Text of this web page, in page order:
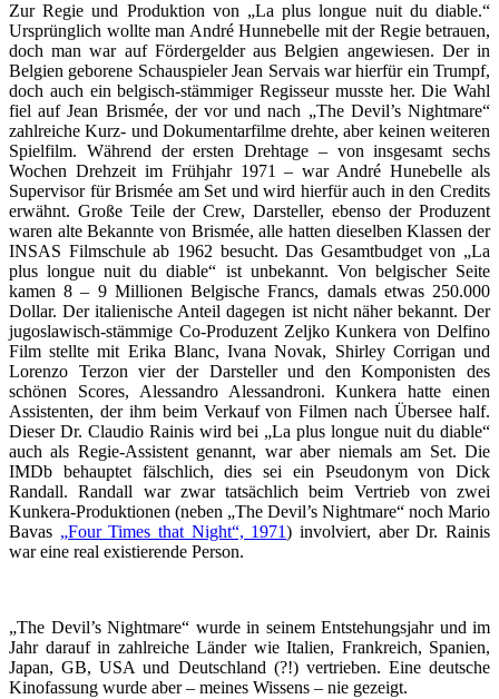
Zur Regie und Produktion von „La plus longue nuit du diable.“
Ursprünglich wollte man André Hunnebelle mit der Regie betrauen,
doch man war auf Fördergelder aus Belgien angewiesen. Der in
Belgien geborene Schauspieler Jean Servais war hierfür ein Trumpf,
doch auch ein belgisch-stämmiger Regisseur musste her. Die Wahl
fiel auf Jean Brismée, der vor und nach „The Devil’s Nightmare“
zahlreiche Kurz- und Dokumentarfilme drehte, aber keinen weiteren
Spielfilm. Während der ersten Drehtage – von insgesamt sechs
Wochen Drehzeit im Frühjahr 1971 – war André Hunebelle als
Supervisor für Brismée am Set und wird hierfür auch in den Credits
erwähnt. Große Teile der Crew, Darsteller, ebenso der Produzent
waren alte Bekannte von Brismée, alle hatten dieselben Klassen der
INSAS Filmschule ab 1962 besucht. Das Gesamtbudget von „La
plus longue nuit du diable“ ist unbekannt. Von belgischer Seite
kamen 8 – 9 Millionen Belgische Francs, damals etwas 250.000
Dollar. Der italienische Anteil dagegen ist nicht näher bekannt. Der
jugoslawisch-stämmige Co-Produzent Zeljko Kunkera von Delfino
Film stellte mit Erika Blanc, Ivana Novak, Shirley Corrigan und
Lorenzo Terzon vier der Darsteller und den Komponisten des
schönen Scores, Alessandro Alessandroni. Kunkera hatte einen
Assistenten, der ihm beim Verkauf von Filmen nach Übersee half.
Dieser Dr. Claudio Rainis wird bei „La plus longue nuit du diable“
auch als Regie-Assistent genannt, war aber niemals am Set. Die
IMDb behauptet fälschlich, dies sei ein Pseudonym von Dick
Randall. Randall war zwar tatsächlich beim Vertrieb von zwei
Kunkera-Produktionen (neben „The Devil’s Nightmare“ noch Mario
Bavas „Four Times that Night“, 1971) involviert, aber Dr. Rainis
war eine real existierende Person.
„The Devil’s Nightmare“ wurde in seinem Entstehungsjahr und im
Jahr darauf in zahlreiche Länder wie Italien, Frankreich, Spanien,
Japan, GB, USA und Deutschland (?!) vertrieben. Eine deutsche
Kinofassung wurde aber – meines Wissens – nie gezeigt.